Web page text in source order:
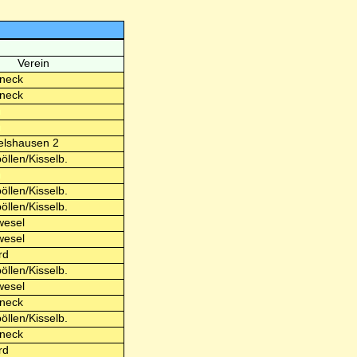
Verein
2
Kisselb.
Kisselb.
Kisselb.
Kisselb.
Kisselb.